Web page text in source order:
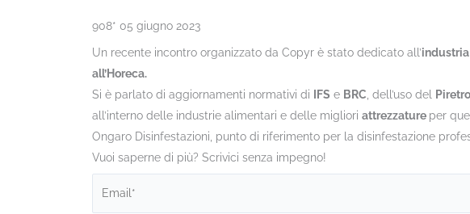
908* 05 giugno 2023
Un recente incontro organizzato da Copyr è stato dedicato all’
all’Horeca.
Si è parlato di aggiornamenti normativi di
IFS e BRC , dell’uso del Piretro
all’interno delle industrie alimentari e delle migliori attrezzature per
Ongaro Disinfestazioni, punto di riferimento per la disinfestazione
Vuoi saperne di più? Scrivici senza impegno!